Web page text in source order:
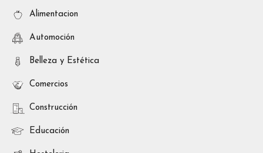
Alimentacion
Automoción
Belleza y Estética
Comercios
Construcción
Educación